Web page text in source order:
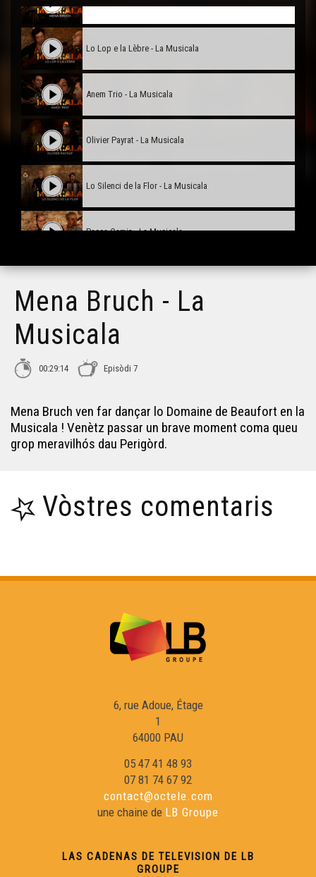
Lo Lop e la Lèbre - La Musicala
Anem Trio - La Musicala
Olivier Payrat - La Musicala
Lo Silenci de la Flor - La Musicala
Passa Camin - La Musicala
Cau Bell - La Musicala
Esta - La Musicala
Bluetas - La Musicala
Amaneja - La Musicala
Mena Bruch - La
Musicala
00:29:14 Episòdi 7
Mena Bruch ven far dançar lo Domaine de Beaufort en la
Musicala ! Venètz passar un brave moment coma queu
grop meravilhós dau Perigòrd.
Vòstres comentaris
6, rue Adoue, Étage
1
64000 PAU
05 47 41 48 93
07 81 74 67 92
contact@octele.com
une chaine de LB Groupe
LAS CADENAS DE TELEVISION DE LB
GROUPE